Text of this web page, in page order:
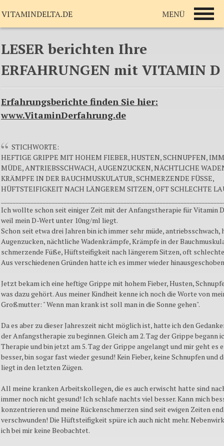
LESER berichten Ihre
ERFAHRUNGEN mit VITAMIN D
Erfahrungsberichte finden Sie hier:
www.VitaminDerfahrung.de
STICHWORTE:
HEFTIGE GRIPPE MIT HOHEM FIEBER, HUSTEN, SCHNUPFEN,
MÜDE, ANTRIEBSSCHWACH, AUGENZUCKEN, NÄCHTLICHE
KRÄMPFE IN DER BAUCHMUSKULATUR, SCHMERZENDE FÜSSE,
HÜFTSTEIFIGKEIT NACH LÄNGEREM SITZEN, OFT SCHLECHTE
Ich wollte schon seit einiger Zeit mit der Anfangstherapie für Vitamin
weil mein D-Wert unter 10ng/ml liegt.
Schon seit etwa drei Jahren bin ich immer sehr müde, antriebsschwach,
Augenzucken, nächtliche Wadenkrämpfe, Krämpfe in der
schmerzende Füße, Hüftsteifigkeit nach längerem Sitzen, oft schlechte
Aus verschiedenen Gründen hatte ich es immer wieder
Jetzt bekam ich eine heftige Grippe mit hohem Fieber, Husten,
was dazu gehört. Aus meiner Kindheit kenne ich noch die Worte von
Großmutter: " Wenn man krank ist soll man in die Sonne gehen".
Da es aber zu dieser Jahreszeit nicht möglich ist, hatte ich den
der Anfangstherapie zu beginnen. Gleich am 2. Tag der Grippe begann
Therapie und bin jetzt am 5. Tag der Grippe angelangt und mir geht es
besser, bin sogar fast wieder gesund! Kein Fieber, keine Schnupfen und
liegt in den letzten Zügen.
All meine kranken Arbeitskollegen, die es auch erwischt hatte sind
immer noch nicht gesund! Ich schlafe nachts viel besser. Kann mich
konzentrieren und meine Rückenschmerzen sind seit ewigen Zeiten
verschwunden! Die Hüftsteifigkeit spüre ich auch nicht mehr.
ich bei mir keine Beobachtet.
VITAMINDELTA.DE MENÜ